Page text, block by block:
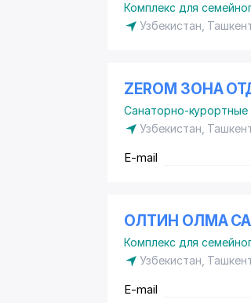
Комплекс для
Узбекистан,
ZEROM ЗОНА
Санаторно-
Узбекистан,
E-mail
ОЛТИН ОЛМА
Комплекс для
Узбекистан,
E-mail